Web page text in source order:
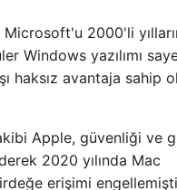
2000'li
Windows yazılımı
haksız avantaja sahip
Apple, güvenliği ve
2020 yılında Mac
erişimi